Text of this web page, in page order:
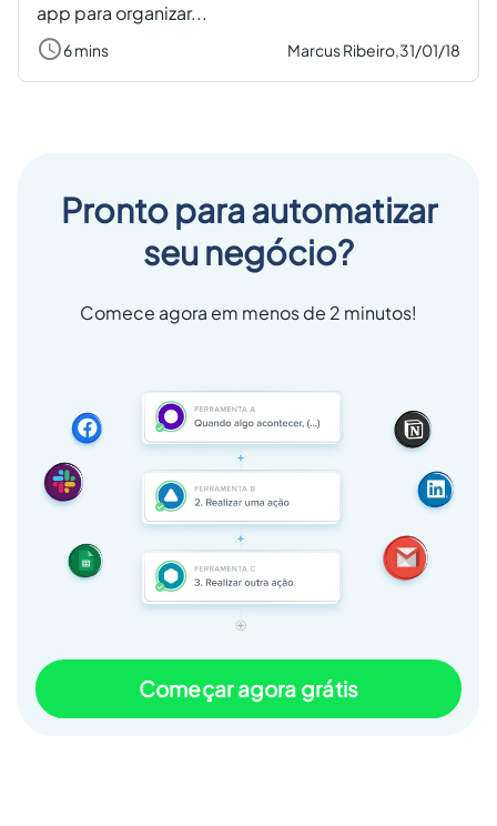
app para organizar...
6 mins Marcus Ribeiro,31/01/18
Pronto para automatizar
seu negócio?
Comece agora em menos de 2 minutos!
Começar agora grátis